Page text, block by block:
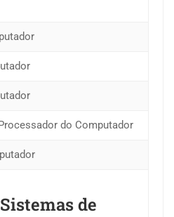
do Computador
de